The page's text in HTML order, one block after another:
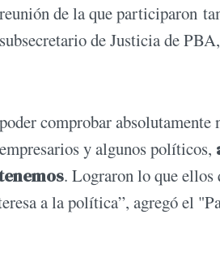
de la que participaron
de Justicia de
comprobar absolutamente
y algunos políticos,
. Lograron lo que ellos
a la política”, agregó el